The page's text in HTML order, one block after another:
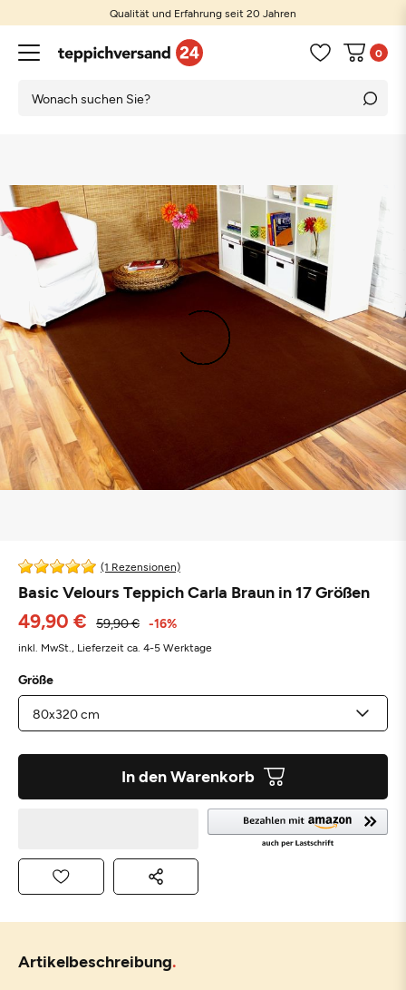
Qualität und Erfahrung seit 20 Jahren
0
(1 Rezensionen)
Basic Velours Teppich Carla Braun in 17 Größen
49,90 € 59,90 € -16%
inkl. MwSt., Lieferzeit ca. 4-5 Werktage
Größe
In den Warenkorb
Artikelbeschreibung